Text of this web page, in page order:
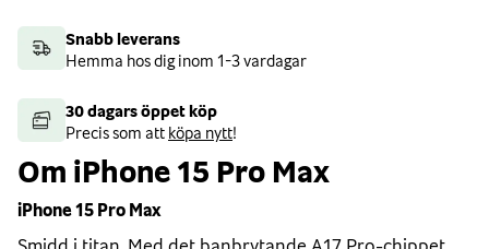
Snabb leverans
Hemma hos dig inom 1-3 vardagar
30 dagars öppet köp
Precis som att köpa nytt!
Om iPhone 15 Pro Max
iPhone 15 Pro Max